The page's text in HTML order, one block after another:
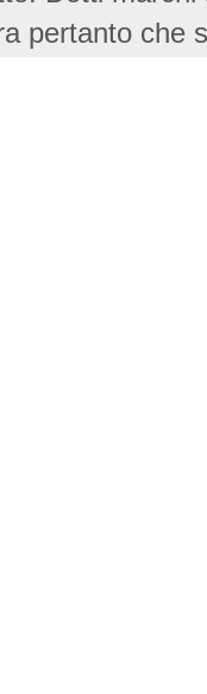
pertanto che